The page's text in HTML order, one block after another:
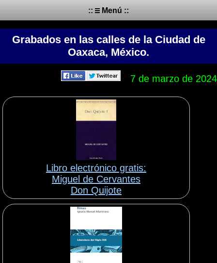
:: Menú ::
Grabados en las calles de la Ciudad de
Oaxaca, México.
7 de marzo de 2024
Libro electrónico gratis:
Miguel de Cervantes
Don Quijote